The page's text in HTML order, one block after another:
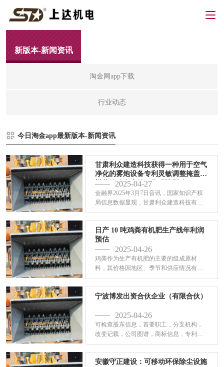
新版本-新闻资讯
淘金网app下载
行业动态
今日淘金app最新版本-新闻资讯
甘肃利众建造科技获得一种用于空气
净化的雾炮设备专利灵敏调整掩盖规
模节约动力本钱下降环境影响
2025-04-27
金融界2025年3月7日音讯，国家知识产权
局信息数据显现，甘肃利众建造科技有限
公司获得一项名为“...
日产 10 吨鸡粪有机肥生产线年利润
预估
2025-04-26
鸡粪作为生产有机肥的主要的组成原材
料，其价格因地区、季节和供应情况有所
差异。平均来看，鸡粪每吨收...
宁波博发出资合伙企业（有限合伙）
2025-04-26
可检查股东信息，首要职工，分支机构，
改变记载，公司图谱，商标信息，专利信
息， 诉讼信息，对外出资...
安徽守正建设：可移动环保除尘设施